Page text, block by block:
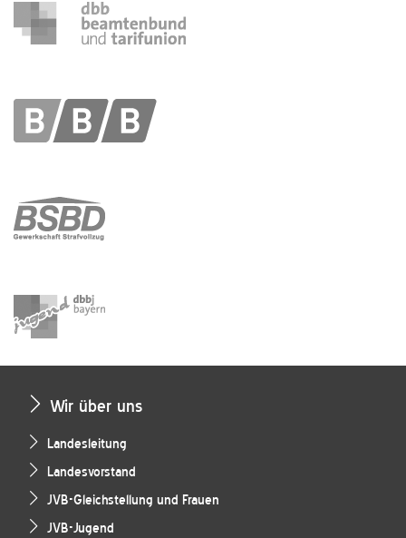
Wir über uns
Landesleitung
Landesvorstand
JVB-Gleichstellung und Frauen
JVB-Jugend